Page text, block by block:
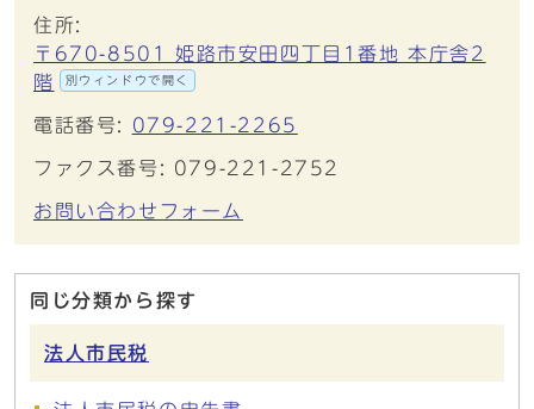
住所:
〒670-8501 姫路市安田四丁目1番地 本庁舎2
階
別ウィンドウで開く
電話番号: 079-221-2265
ファクス番号: 079-221-2752
お問い合わせフォーム
同じ分類から探す
法人市民税